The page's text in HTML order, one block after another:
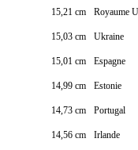
15,21 cm Royaume
15,03 cm Ukraine
15,01 cm Espagne
14,99 cm Estonie
14,73 cm Portugal
14,56 cm Irlande